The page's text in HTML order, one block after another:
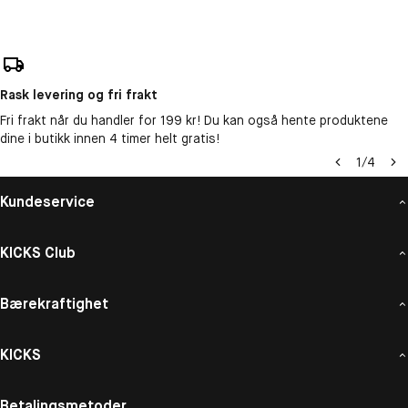
Rask levering og fri frakt
Fri frakt når du handler for 199 kr! Du kan også hente produktene
dine i butikk innen 4 timer helt gratis!
1/4
Kundeservice
KICKS Club
Bærekraftighet
KICKS